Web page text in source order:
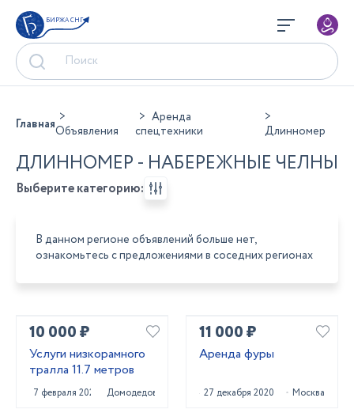
БИРЖА СНГ
ГлавнаяОбъявления
Аренда
спецтехники
Длинномер
ДЛИННОМЕР - НАБЕРЕЖНЫЕ ЧЕЛНЫ
Выберите категорию:
В данном регионе объявлений больше нет,
ознакомьтесь с предложениями в соседних регионах
10 000 ₽
Услуги низкорамного
тралла 11.7 метров
7 февраля 2022 Домодедово
11 000 ₽
Аренда фуры
27 декабря 2020 Москва